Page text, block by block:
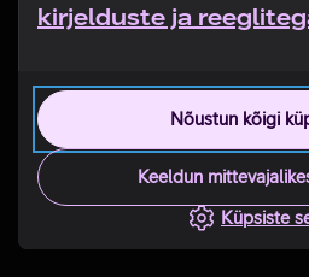
kirjelduste ja
Nõustun kõigi
Keeldun
Küpsiste